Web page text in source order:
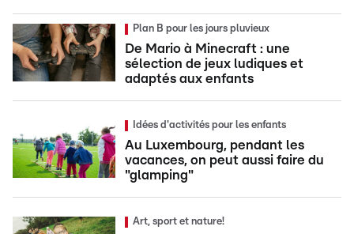
Plan B pour les jours pluvieux
De Mario à Minecraft : une
sélection de jeux ludiques et
adaptés aux enfants
Idées d'activités pour les enfants
Au Luxembourg, pendant les
vacances, on peut aussi faire du
"glamping"
Art, sport et nature!